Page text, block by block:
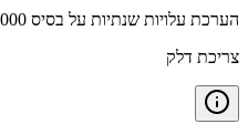
הערכת עלויות שנתיות על בסיס 15,000 ק״מ בשנה
צריכת דלק